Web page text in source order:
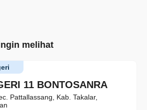
melihat
11 BONTOSANRA
Pattallassang, Kab. Takalar,